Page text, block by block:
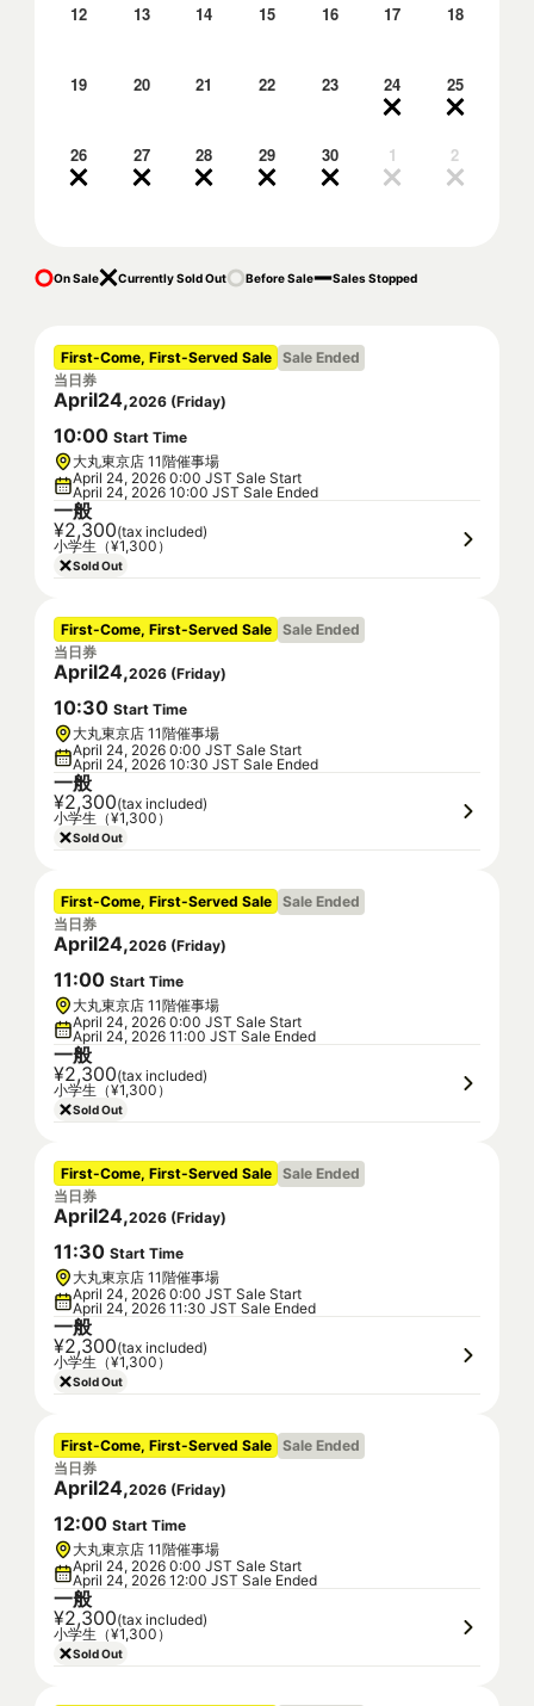
12 13 14 15 16 17 18
19 20 21 22 23 24 25
26 27 28 29 30 1 2
On Sale Currently Sold Out Before Sale Sales Stopped
First-Come, First-Served Sale Sale Ended
当日券
April24,2026 (Friday)
10:00 Start Time
大丸東京店 11階催事場
April 24, 2026 0:00 JST Sale Start
April 24, 2026 10:00 JST Sale Ended
一般
¥2,300(tax included)
小学生（¥1,300）
Sold Out
First-Come, First-Served Sale Sale Ended
当日券
April24,2026 (Friday)
10:30 Start Time
大丸東京店 11階催事場
April 24, 2026 0:00 JST Sale Start
April 24, 2026 10:30 JST Sale Ended
一般
¥2,300(tax included)
小学生（¥1,300）
Sold Out
First-Come, First-Served Sale Sale Ended
当日券
April24,2026 (Friday)
11:00 Start Time
大丸東京店 11階催事場
April 24, 2026 0:00 JST Sale Start
April 24, 2026 11:00 JST Sale Ended
一般
¥2,300(tax included)
小学生（¥1,300）
Sold Out
First-Come, First-Served Sale Sale Ended
当日券
April24,2026 (Friday)
11:30 Start Time
大丸東京店 11階催事場
April 24, 2026 0:00 JST Sale Start
April 24, 2026 11:30 JST Sale Ended
一般
¥2,300(tax included)
小学生（¥1,300）
Sold Out
First-Come, First-Served Sale Sale Ended
当日券
April24,2026 (Friday)
12:00 Start Time
大丸東京店 11階催事場
April 24, 2026 0:00 JST Sale Start
April 24, 2026 12:00 JST Sale Ended
一般
¥2,300(tax included)
小学生（¥1,300）
Sold Out